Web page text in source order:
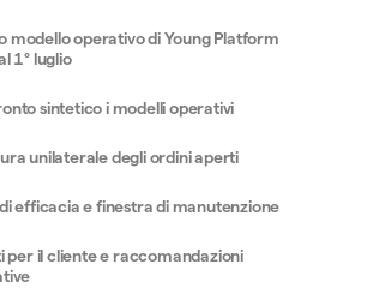
modello operativo di Young Platform
1° luglio
sintetico i modelli operativi
unilaterale degli ordini aperti
efficacia e finestra di manutenzione
per il cliente e raccomandazioni